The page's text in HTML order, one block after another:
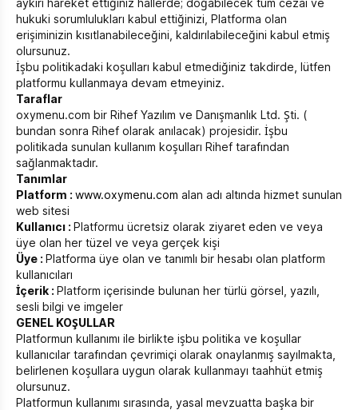
aykırı hareket ettiğiniz hallerde; doğabilecek tüm cezai ve
hukuki sorumlulukları kabul ettiğinizi, Platforma olan
erişiminizin kısıtlanabileceğini, kaldırılabileceğini kabul etmiş
olursunuz.
İşbu politikadaki koşulları kabul etmediğiniz takdirde, lütfen
platformu kullanmaya devam etmeyiniz.
Taraflar
oxymenu.com bir Rihef Yazılım ve Danışmanlık Ltd. Şti. (
bundan sonra Rihef olarak anılacak) projesidir. İşbu
politikada sunulan kullanım koşulları Rihef tarafından
sağlanmaktadır.
Tanımlar
Platform : www.oxymenu.com alan adı altında hizmet sunulan
web sitesi
Kullanıcı : Platformu ücretsiz olarak ziyaret eden ve veya
üye olan her tüzel ve veya gerçek kişi
Üye : Platforma üye olan ve tanımlı bir hesabı olan platform
kullanıcıları
İçerik : Platform içerisinde bulunan her türlü görsel, yazılı,
sesli bilgi ve imgeler
GENEL KOŞULLAR
Platformun kullanımı ile birlikte işbu politika ve koşullar
kullanıcılar tarafından çevrimiçi olarak onaylanmış sayılmakta,
belirlenen koşullara uygun olarak kullanmayı taahhüt etmiş
olursunuz.
Platformun kullanımı sırasında, yasal mevzuatta başka bir